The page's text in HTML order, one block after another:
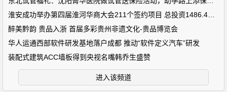
醉美黔韵 贵品入浙 首届多彩贵州非遗文化-贵品博览会
华人运通西部软件研发基地落户成都 推动“软件定义汽车”研发
装配式建筑ACC墙板得到央视名嘴韩乔生盛赞
进入该频道